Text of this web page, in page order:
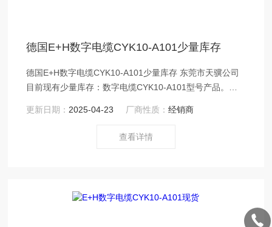
德国E+H数字电缆CYK10-A101少量库存
德国E+H数字电缆CYK10-A101少量库存 东莞市天骥公司
目前现有少量库存：数字电缆CYK10-A101型号产品。公
直接由国外原厂家拿货报关进口，质量有保证，价格有优
更新日期： 2025-04-23 厂商性质：经销商
查看详情